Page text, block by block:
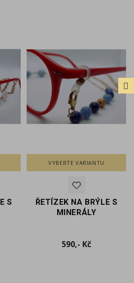
S
VYBERTE VARIANTU
ŘETÍZEK NA BRÝLE S
MINERÁLY
590,- KčCena
FILTER